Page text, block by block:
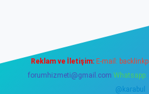
Reklam ve İletişim: E-mail:
forumhizmeti@gmail.com
@karabul